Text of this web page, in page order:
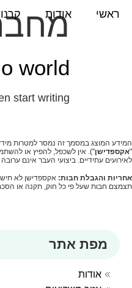
לִנְגִישׁוּת
הָאֲתָר.
לְחַץ
Control-
לְעִוְורִים
ראשי אודות
world!
start writing!
המידע המוצג במסמך זה נמסר למטרות מידע
"אקספדישן"). אין לשכפל, להפיץ או
לאירועים עתידיים. ביצועי העבר אינם
אחריות והגבלת חבות: אקספדישן לא
תצמצם חבות שעל פי כל חוק, תקנה או
מפת אתר
אודות